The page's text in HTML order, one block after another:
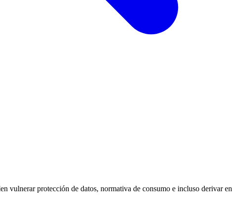
vulnerar protección de datos, normativa de consumo e incluso derivar en